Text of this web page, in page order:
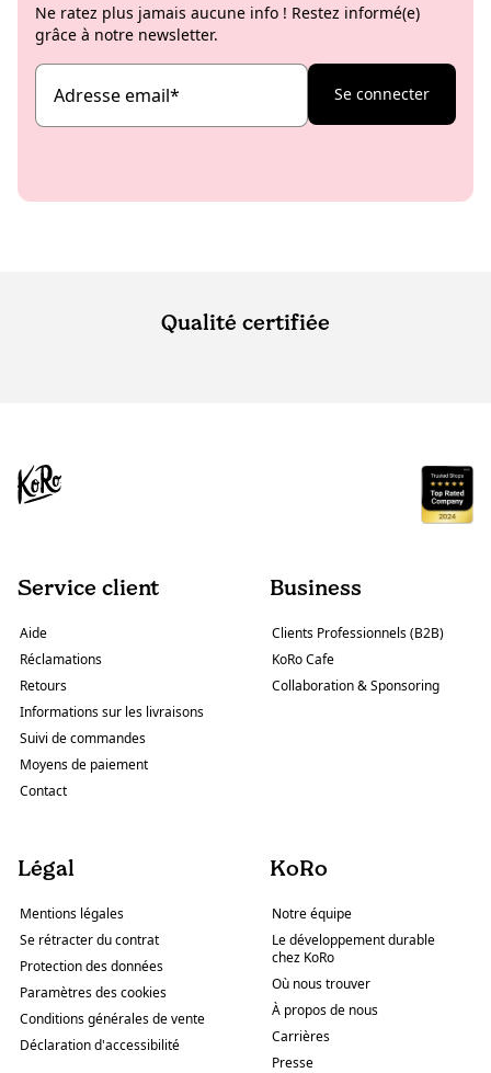
Ne ratez plus jamais aucune info ! Restez informé(e)
grâce à notre newsletter.
Adresse email* Se connecter
Qualité certifiée
Service client
Aide
Réclamations
Retours
Informations sur les livraisons
Suivi de commandes
Moyens de paiement
Contact
Business
Clients Professionnels (B2B)
KoRo Cafe
Collaboration & Sponsoring
Légal
Mentions légales
Se rétracter du contrat
Protection des données
Paramètres des cookies
Conditions générales de vente
Déclaration d'accessibilité
KoRo
Notre équipe
Le développement durable
chez KoRo
Où nous trouver
À propos de nous
Carrières
Presse